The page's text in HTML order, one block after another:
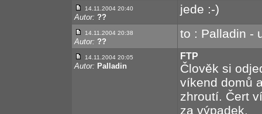
14.11.2004 20:40
Autor: ??
jede :-)
14.11.2004 20:38
Autor: ??
to : Palladin -
14.11.2004 20:05
Autor: Palladin
FTP
Člověk si
víkend domů
zhroutí. Čert
za výpadek.